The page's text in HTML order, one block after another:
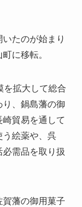
たのが始まり
に移転。
を拡大して総合
、鍋島藩の御
貿易を通して
う絵薬や、呉
需品を取り扱
藩の御用菓子